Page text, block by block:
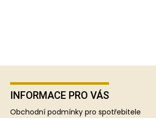
INFORMACE PRO VÁS
Obchodní podmínky pro spotřebitele